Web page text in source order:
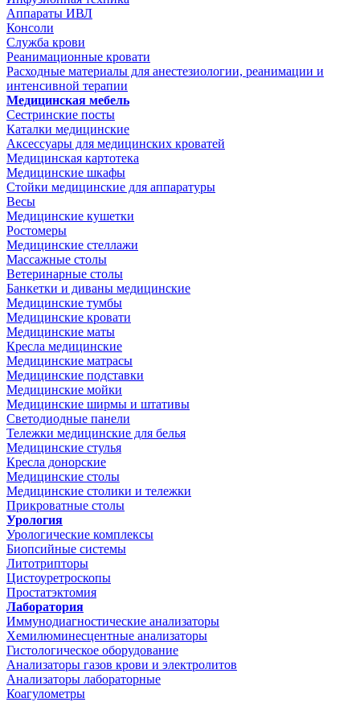
Аппараты ИВЛ
Консоли
Служба крови
Реанимационные кровати
Расходные материалы для анестезиологии, реанимации и
интенсивной терапии
Медицинская мебель
Сестринские посты
Каталки медицинские
Аксессуары для медицинских кроватей
Медицинская картотека
Медицинские шкафы
Стойки медицинские для аппаратуры
Весы
Медицинские кушетки
Ростомеры
Медицинские стеллажи
Массажные столы
Ветеринарные столы
Банкетки и диваны медицинские
Медицинские тумбы
Медицинские кровати
Медицинские маты
Кресла медицинские
Медицинские матрасы
Медицинские подставки
Медицинские мойки
Медицинские ширмы и штативы
Светодиодные панели
Тележки медицинские для белья
Медицинские стулья
Кресла донорские
Медицинские столы
Медицинские столики и тележки
Прикроватные столы
Урология
Урологические комплексы
Биопсийные системы
Литотрипторы
Цистоуретроскопы
Простатэктомия
Лаборатория
Иммунодиагностические анализаторы
Хемилюминесцентные анализаторы
Гистологическое оборудование
Анализаторы газов крови и электролитов
Анализаторы лабораторные
Коагулометры